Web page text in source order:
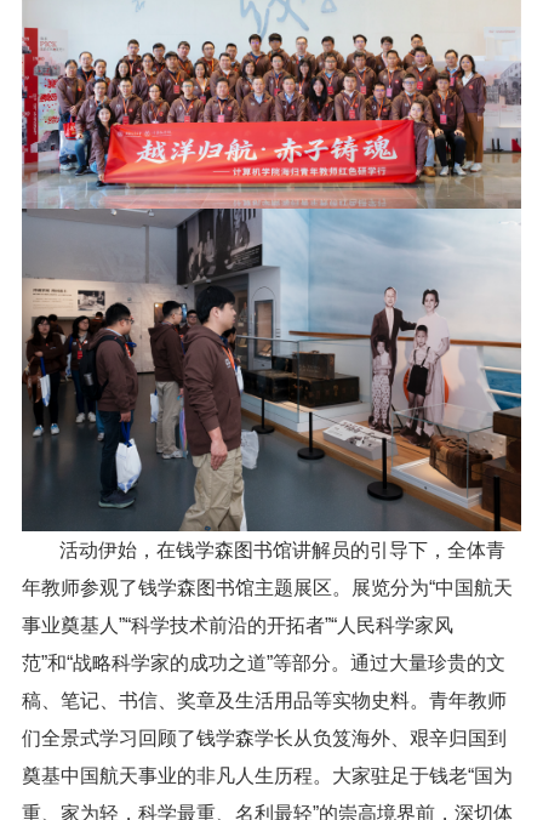
活动伊始，在钱学森图书馆讲解员的引导下，全体青
年教师参观了钱学森图书馆主题展区。展览分为“中国航天
事业奠基人”“科学技术前沿的开拓者”“人民科学家风
范”和“战略科学家的成功之道”等部分。通过大量珍贵的文
稿、笔记、书信、奖章及生活用品等实物史料。青年教师
们全景式学习回顾了钱学森学长从负笈海外、艰辛归国到
奠基中国航天事业的非凡人生历程。大家驻足于钱老“国为
重、家为轻，科学最重、名利最轻”的崇高境界前，深切体